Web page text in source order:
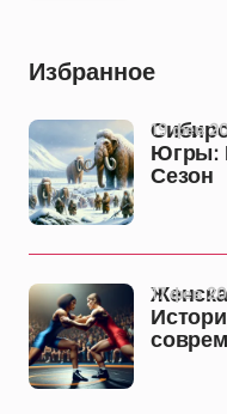
Избранное
Югры:
Сезон
19 фев
17 фев